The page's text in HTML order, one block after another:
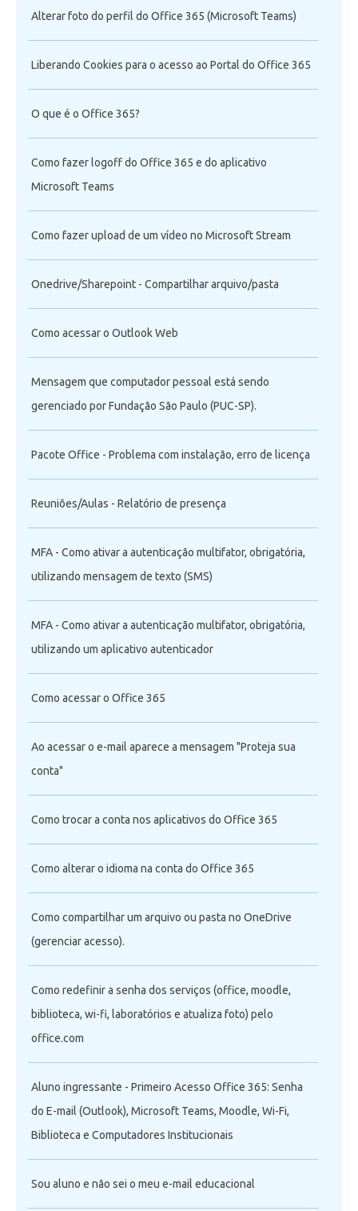
Alterar foto do perfil do Office 365 (Microsoft Teams)
Liberando Cookies para o acesso ao Portal do Office 365
O que é o Office 365?
Como fazer logoff do Office 365 e do aplicativo
Microsoft Teams
Como fazer upload de um vídeo no Microsoft Stream
Onedrive/Sharepoint - Compartilhar arquivo/pasta
Como acessar o Outlook Web
Mensagem que computador pessoal está sendo
gerenciado por Fundação São Paulo (PUC-SP).
Pacote Office - Problema com instalação, erro de licença
Reuniões/Aulas - Relatório de presença
MFA - Como ativar a autenticação multifator, obrigatória,
utilizando mensagem de texto (SMS)
MFA - Como ativar a autenticação multifator, obrigatória,
utilizando um aplicativo autenticador
Como acessar o Office 365
Ao acessar o e-mail aparece a mensagem "Proteja sua
conta"
Como trocar a conta nos aplicativos do Office 365
Como alterar o idioma na conta do Office 365
Como compartilhar um arquivo ou pasta no OneDrive
(gerenciar acesso).
Como redefinir a senha dos serviços (office, moodle,
biblioteca, wi-fi, laboratórios e atualiza foto) pelo
office.com
Aluno ingressante - Primeiro Acesso Office 365: Senha
do E-mail (Outlook), Microsoft Teams, Moodle, Wi-Fi,
Biblioteca e Computadores Institucionais
Sou aluno e não sei o meu e-mail educacional